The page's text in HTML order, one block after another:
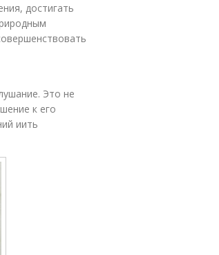
достигать
Это не
к его
иить